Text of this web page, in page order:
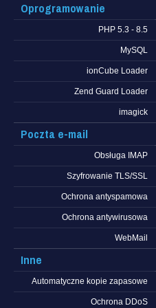
Oprogramowanie
PHP 5.3 - 8.5
MySQL
ionCube Loader
Zend Guard Loader
imagick
Poczta e-mail
Obsługa IMAP
Szyfrowanie TLS/SSL
Ochrona antyspamowa
Ochrona antywirusowa
WebMail
Inne
Automatyczne kopie zapasowe
Ochrona DDoS